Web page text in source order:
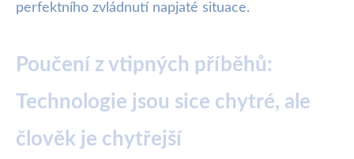
perfektního zvládnutí napjaté situace.
Poučení z vtipných příběhů:
Technologie jsou sice chytré, ale
člověk je chytřejší